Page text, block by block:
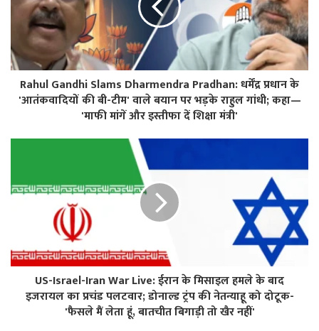
Rahul Gandhi Slams Dharmendra Pradhan: धर्मेंद्र प्रधान के
'आतंकवादियों की बी-टीम' वाले बयान पर भड़के राहुल गांधी; कहा—
'माफी मांगें और इस्तीफा दें शिक्षा मंत्री'
US-Israel-Iran War Live: ईरान के मिसाइल हमले के बाद
इजरायल का प्रचंड पलटवार; डोनाल्ड ट्रंप की नेतन्याहू को दोटूक-
'फैसले मैं लेता हूं, बातचीत बिगाड़ी तो खैर नहीं'